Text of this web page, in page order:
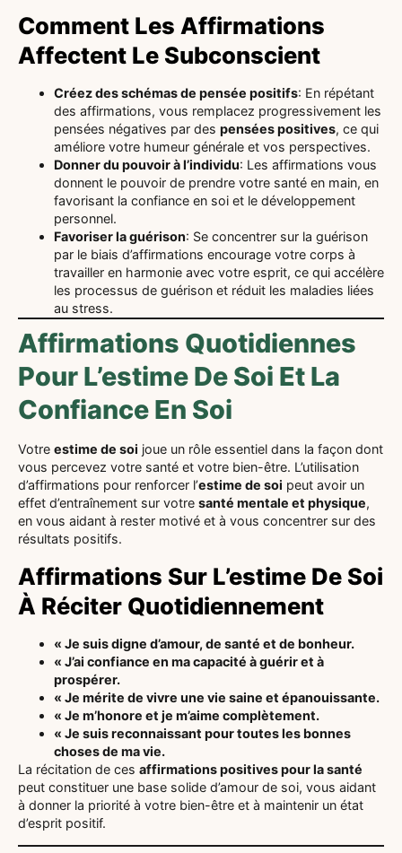
Comment Les Affirmations
Affectent Le Subconscient
Créez des schémas de pensée positifs: En répétant
des affirmations, vous remplacez progressivement les
pensées négatives par des pensées positives, ce qui
améliore votre humeur générale et vos perspectives.
Donner du pouvoir à l’individu: Les affirmations vous
donnent le pouvoir de prendre votre santé en main, en
favorisant la confiance en soi et le développement
personnel.
Favoriser la guérison: Se concentrer sur la guérison
par le biais d’affirmations encourage votre corps à
travailler en harmonie avec votre esprit, ce qui accélère
les processus de guérison et réduit les maladies liées
au stress.
Affirmations Quotidiennes
Pour L’estime De Soi Et La
Confiance En Soi
Votre estime de soi joue un rôle essentiel dans la façon dont
vous percevez votre santé et votre bien-être. L’utilisation
d’affirmations pour renforcer l’estime de soi peut avoir un
effet d’entraînement sur votre santé mentale et physique,
en vous aidant à rester motivé et à vous concentrer sur des
résultats positifs.
Affirmations Sur L’estime De Soi
À Réciter Quotidiennement
« Je suis digne d’amour, de santé et de bonheur.
« J’ai confiance en ma capacité à guérir et à
prospérer.
« Je mérite de vivre une vie saine et épanouissante.
« Je m’honore et je m’aime complètement.
« Je suis reconnaissant pour toutes les bonnes
choses de ma vie.
La récitation de ces affirmations positives pour la santé
peut constituer une base solide d’amour de soi, vous aidant
à donner la priorité à votre bien-être et à maintenir un état
d’esprit positif.